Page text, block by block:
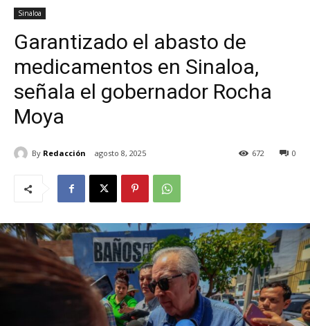
Sinaloa
Garantizado el abasto de
medicamentos en Sinaloa,
señala el gobernador Rocha
Moya
By Redacción agosto 8, 2025 0
672